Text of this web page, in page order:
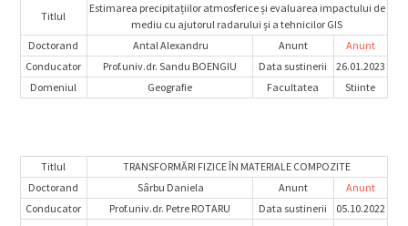
Titlul
Estimarea precipitațiilor atmosferice și evaluarea impactului de
mediu cu ajutorul radarului și a tehnicilor GIS
Doctorand
Antal Alexandru Anunt
Anunt
Conducator
Prof.univ.dr. Sandu BOENGIU Data sustinerii
26.01.2023
Domeniul
Geografie Facultatea Stiinte
Titlul
TRANSFORMĂRI FIZICE ÎN MATERIALE COMPOZITE
Doctorand
Sârbu Daniela Anunt
Anunt
Conducator
Prof.univ.dr. Petre ROTARU Data sustinerii
05.10.2022